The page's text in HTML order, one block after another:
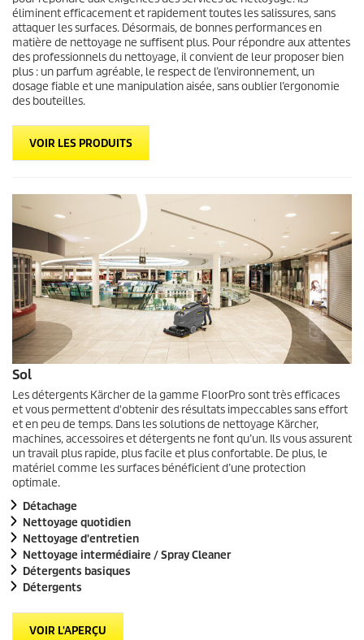
éliminent efficacement et rapidement toutes les salissures, sans
attaquer les surfaces. Désormais, de bonnes performances en
matière de nettoyage ne suffisent plus. Pour répondre aux attentes
des professionnels du nettoyage, il convient de leur proposer bien
plus : un parfum agréable, le respect de l’environnement, un
dosage fiable et une manipulation aisée, sans oublier l’ergonomie
des bouteilles.
VOIR LES PRODUITS
Sol
Les détergents Kärcher de la gamme FloorPro sont très efficaces
et vous permettent d'obtenir des résultats impeccables sans effort
et en peu de temps. Dans les solutions de nettoyage Kärcher,
machines, accessoires et détergents ne font qu’un. Ils vous assurent
un travail plus rapide, plus facile et plus confortable. De plus, le
matériel comme les surfaces bénéficient d’une protection
optimale.
Détachage
Nettoyage quotidien
Nettoyage d'entretien
Nettoyage intermédiaire / Spray Cleaner
Détergents basiques
Détergents
VOIR L'APERÇU